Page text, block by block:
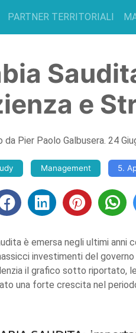
PARTNER TERRITORIALI
e
da Pier Paolo Galbusera. 24
Management 5.
è emersa negli ultimi
investimenti del
il grafico sotto riportato,
una forte crescita nel